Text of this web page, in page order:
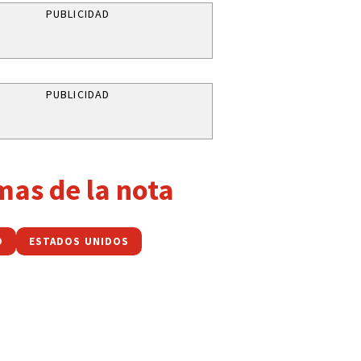
PUBLICIDAD
PUBLICIDAD
de la nota
ESTADOS UNIDOS